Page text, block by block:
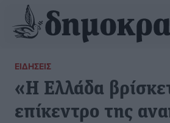
ΕΙΔΉΣΕΙΣ
«Η Ελλάδα
επίκεντρο της